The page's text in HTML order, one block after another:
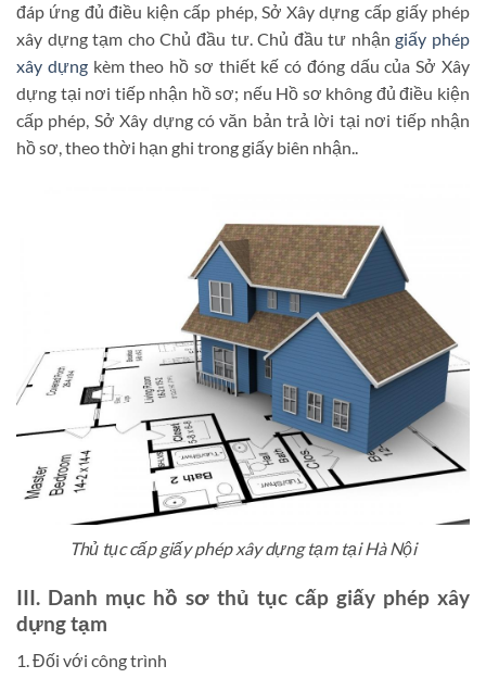
đáp ứng đủ điều kiện cấp phép, Sở Xây dựng cấp giấy phép
xây dựng tạm cho Chủ đầu tư. Chủ đầu tư nhậngiấy phép
xây dựngkèm theo hồ sơ thiết kế có đóng dấu của Sở Xây
dựng tại nơi tiếp nhận hồ sơ; nếu Hồ sơ không đủ điều kiện
cấp phép, Sở Xây dựng có văn bản trả lời tại nơi tiếp nhận
hồ sơ, theo thời hạn ghi trong giấy biên nhận..
Thủ tục cấp giấy phép xây dựng tạm tại Hà Nội
III. Danh mục hồ sơ thủ tục cấp giấy phép xây
dựng tạm
1. Đối với công trình